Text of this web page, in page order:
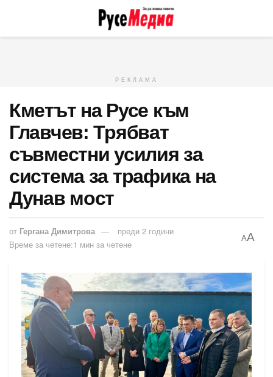
РЕКЛАМА
Кметът на Русе към
Главчев: Трябват
съвместни усилия за
система за трафика на
Дунав мост
от Гергана Димитрова
преди 2 години
Време за четене:1 мин за четене
AA